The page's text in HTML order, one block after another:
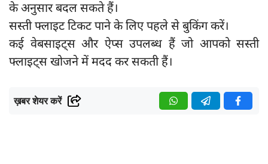
के अनुसार बदल सकते हैं।
सस्ती फ्लाइट टिकट पाने के लिए पहले से बुकिंग करें।
कई वेबसाइट्स और ऐप्स उपलब्ध हैं जो आपको सस्ती
फ्लाइट्स खोजने में मदद कर सकती हैं।
ख़बर शेयर करें